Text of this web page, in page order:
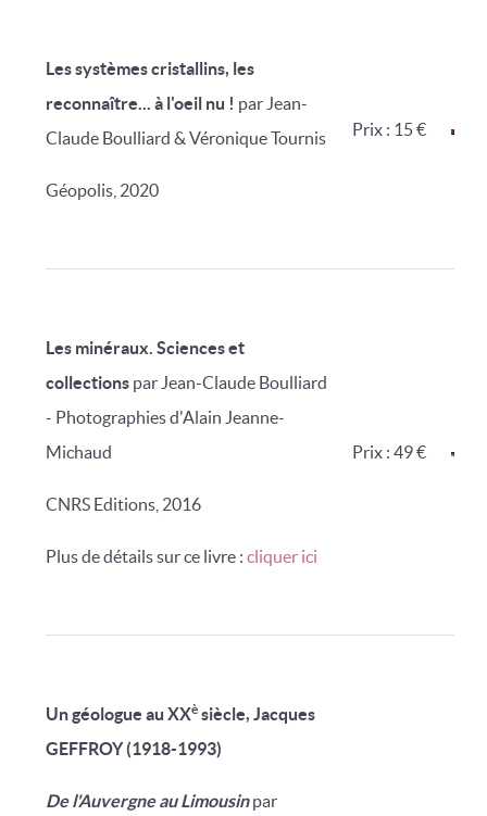
Les systèmes cristallins, les
reconnaître... à l'oeil nu ! par Jean-
Claude Boulliard & Véronique Tournis
Géopolis, 2020
Prix : 15 €
Les minéraux. Sciences et
collections par Jean-Claude Boulliard
- Photographies d'Alain Jeanne-
Michaud
CNRS Editions, 2016
Plus de détails sur ce livre : cliquer ici
Prix : 49 €
Un géologue au XXè siècle, Jacques
GEFFROY (1918-1993)
De l'Auvergne au Limousinpar